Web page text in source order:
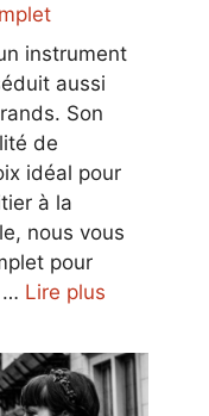
instrument
aussi
Son
de
idéal pour
à la
nous vous
pour
… Lire plus